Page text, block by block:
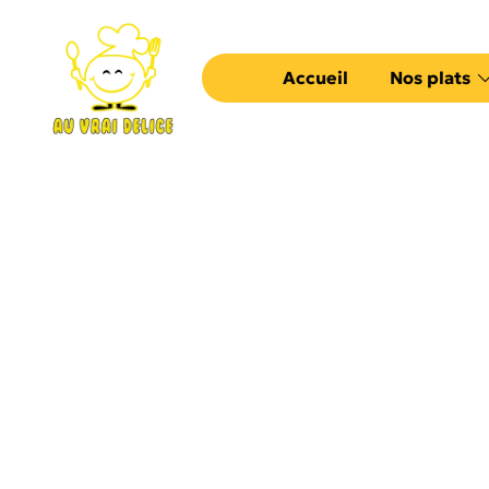
Accueil Nos plats